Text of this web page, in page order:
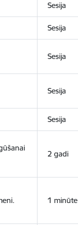
Sesija
Sesija
Sesija
Sesija
Sesija
2 gadi
1 minūte